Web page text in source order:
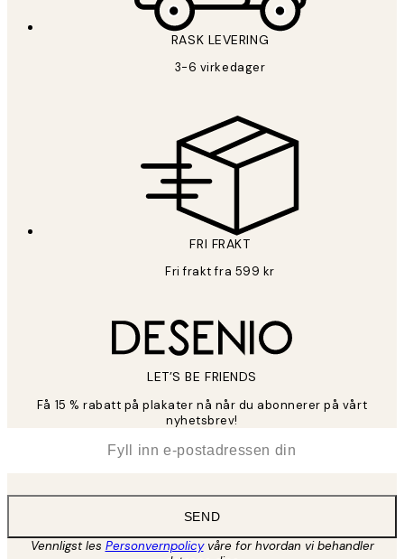
RASK LEVERING
3-6 virkedager
FRI FRAKT
Fri frakt fra 599 kr
LET’S BE FRIENDS
Få 15 % rabatt på plakater nå når du abonnerer på vårt
nyhetsbrev!
SEND
Vennligst les Personvernpolicyvåre for hvordan vi behandler